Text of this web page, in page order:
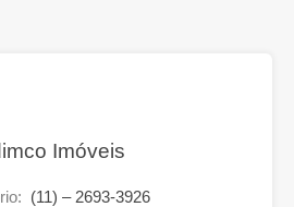
Imóveis
(11) – 2693-3926